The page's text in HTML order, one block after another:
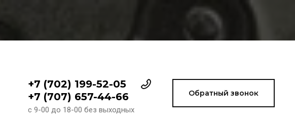
+7 (702) 199-52-05
+7 (707) 657-44-66
с 9-00 до 18-00 без выходных
Обратный звонок